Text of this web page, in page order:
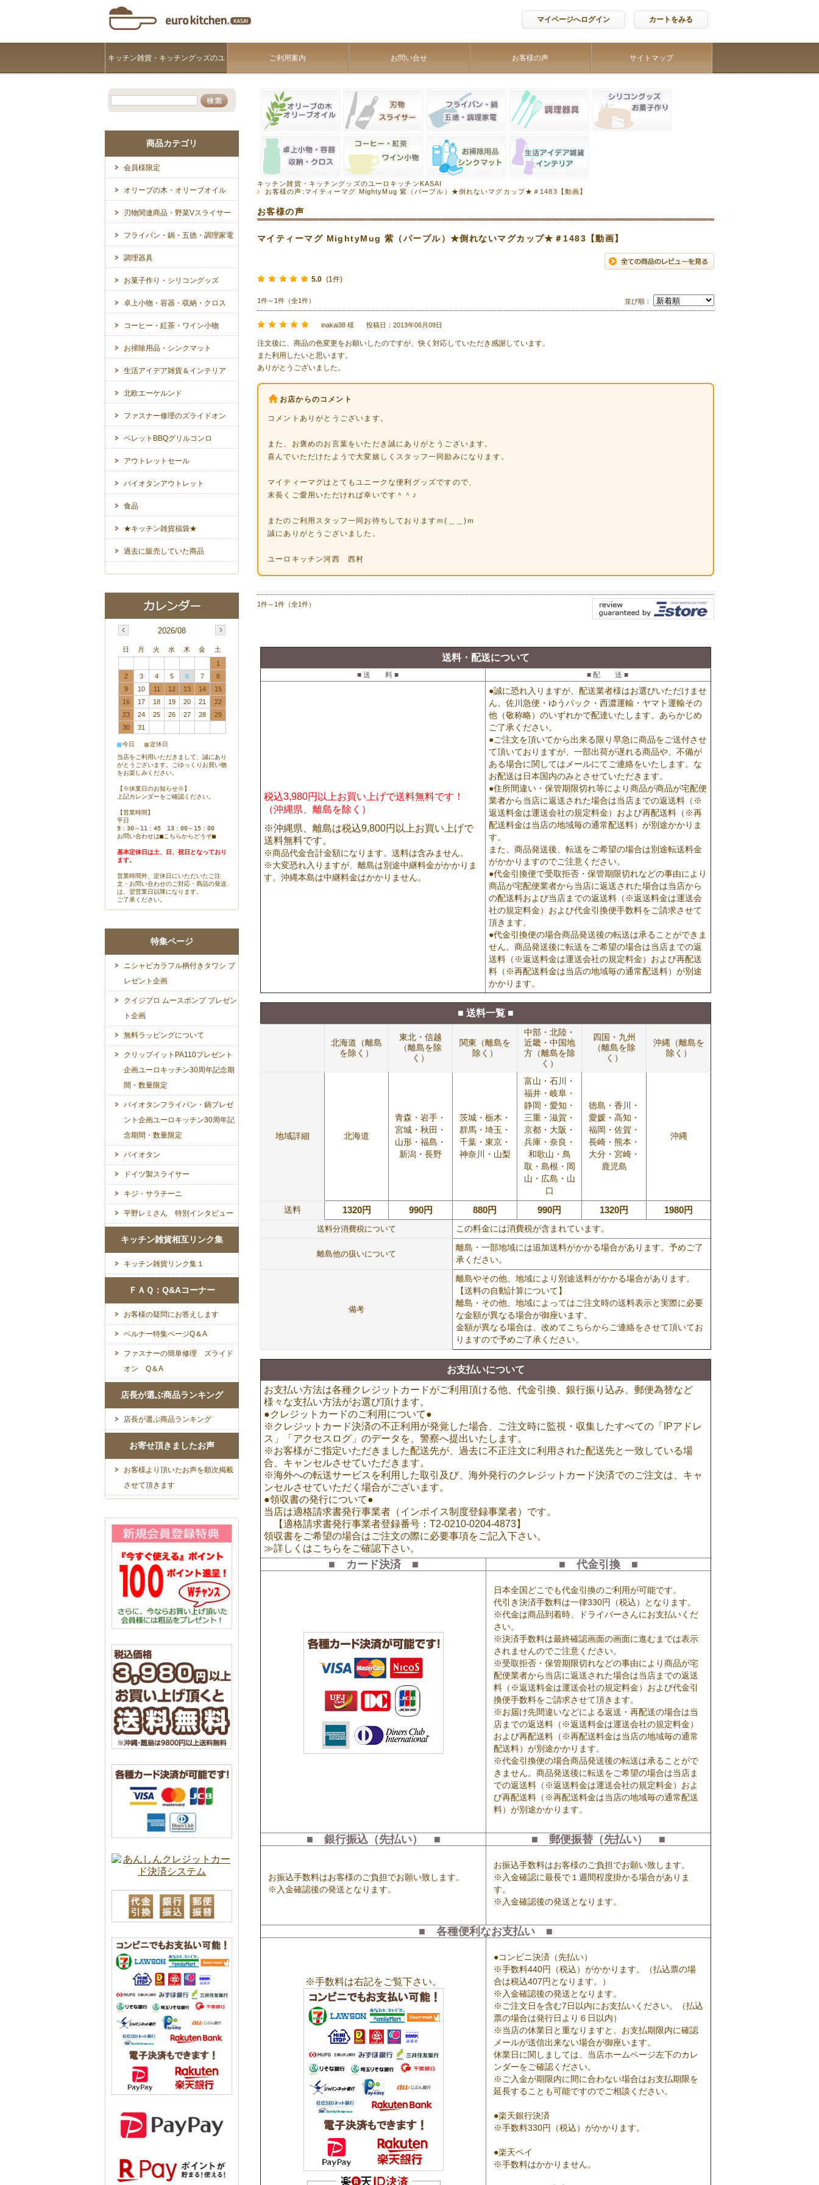
マイページへログイン カートをみる
キッチン雑貨・キッチングッズのユ
ーロキッチンKASAI
ご利用案内 お問い合せ お客様の声 サイトマップ
キッチン雑貨・キッチングッズのユーロキッチンKASAI
お客様の声:マイティーマグ MightyMug 紫（パープル）★倒れないマグカップ★＃1483【動画】
お客様の声
マイティーマグ MightyMug 紫（パープル）★倒れないマグカップ★＃1483【動画】
5.0 (1件)
1件～1件（全1件） 並び順：
inakai38 様 投稿日：2013年06月09日
注文後に、商品の色変更をお願いしたのですが、快く対応していただき感謝しています。
また利用したいと思います。
ありがとうございました。
お店からのコメント
コメントありがとうございます。
また、お褒めのお言葉をいただき誠にありがとうございます。
喜んでいただけたようで大変嬉しくスタッフ一同励みになります。
マイティーマグはとてもユニークな便利グッズですので、
末長くご愛用いただければ幸いです＾＾♪
またのご利用スタッフ一同お待ちしておりますｍ(＿＿)ｍ
誠にありがとうございました。
ユーロキッチン河西 西村
1件～1件（全1件）
送料・配送について
■ 送 料 ■ ■ 配 送 ■
税込3,980円以上お買い上げで送料無料です！
（沖縄県、離島を除く）
※沖縄県、離島は税込9,800円以上お買い上げで
送料無料です。
※商品代金合計金額になります。送料は含みません。
※大変恐れ入りますが、離島は別途中継料金がかかりま
す。沖縄本島は中継料金はかかりません。
●誠に恐れ入りますが、配送業者様はお選びいただけませ
ん。佐川急便・ゆうパック・西濃運輸・ヤマト運輸その
他（敬称略）のいずれかで配達いたします。あらかじめ
ご了承ください。
●ご注文を頂いてから出来る限り早急に商品をご送付させ
て頂いておりますが、一部出荷が遅れる商品や、不備が
ある場合に関してはメールにてご連絡をいたします。な
お配送は日本国内のみとさせていただきます。
●住所間違い・保管期限切れ等により商品が商品が宅配便
業者から当店に返送された場合は当店までの返送料（※
返送料金は運送会社の規定料金）および再配送料（※再
配送料金は当店の地域毎の通常配送料）が別途かかりま
す。
また、商品発送後、転送をご希望の場合は別途転送料金
がかかりますのでご注意ください。
●代金引換便で受取拒否・保管期限切れなどの事由により
商品が宅配便業者から当店に返送された場合は当店から
の配送料および当店までの返送料（※返送料金は運送会
社の規定料金）および代金引換便手数料をご請求させて
頂きます。
●代金引換便の場合商品発送後の転送は承ることができま
せん。商品発送後に転送をご希望の場合は当店までの返
送料（※返送料金は運送会社の規定料金）および再配送
料（※再配送料金は当店の地域毎の通常配送料）が別途
かかります。
■ 送料一覧 ■
北海道（離島
を除く）
東北・信越
（離島を除
く）
関東（離島を
除く）
中部・北陸・
近畿・中国地
方（離島を除
く）
四国・九州
（離島を除
く）
沖縄（離島を
除く）
地域詳細 北海道
青森・岩手・
宮城・秋田・
山形・福島・
新潟・長野
茨城・栃木・
群馬・埼玉・
千葉・東京・
神奈川・山梨
富山・石川・
福井・岐阜・
静岡・愛知・
三重・滋賀・
京都・大阪・
兵庫・奈良・
和歌山・鳥
取・島根・岡
山・広島・山
口
徳島・香川・
愛媛・高知・
福岡・佐賀・
長崎・熊本・
大分・宮崎・
鹿児島
沖縄
送料 1320円 990円 880円 990円 1320円 1980円
送料分消費税について この料金には消費税が含まれています。
離島他の扱いについて
離島・一部地域には追加送料がかかる場合があります。予めご了
承ください。
備考
離島やその他、地域により別途送料がかかる場合があります。
【送料の自動計算について】
離島・その他、地域によってはご注文時の送料表示と実際に必要
な金額が異なる場合が御座います。
金額が異なる場合は、改めてこちらからご連絡をさせて頂いてお
りますので予めご了承ください。
お支払いについて
お支払い方法は各種クレジットカードがご利用頂ける他、代金引換、銀行振り込み、郵便為替など
様々な支払い方法がお選び頂けます。
●クレジットカードのご利用について●
※クレジットカード決済の不正利用が発覚した場合、ご注文時に監視・収集したすべての「IPアドレ
ス」「アクセスログ」のデータを、警察へ提出いたします。
※お客様がご指定いただきました配送先が、過去に不正注文に利用された配送先と一致している場
合、キャンセルさせていただきます。
※海外への転送サービスを利用した取引及び、海外発行のクレジットカード決済でのご注文は、キャ
ンセルさせていただく場合がございます。
●領収書の発行について●
当店は適格請求書発行事業者（インボイス制度登録事業者）です。
【適格請求書発行事業者登録番号：T2-0210-0204-4873】
領収書をご希望の場合はご注文の際に必要事項をご記入下さい。
≫詳しくはこちらをご確認下さい。
■ カード決済 ■ ■ 代金引換 ■
日本全国どこでも代金引換のご利用が可能です。
代引き決済手数料は一律330円（税込）となります。
※代金は商品到着時、ドライバーさんにお支払いくだ
さい。
※決済手数料は最終確認画面の画面に進むまでは表示
されませんのでご注意ください。
※受取拒否・保管期限切れなどの事由により商品が宅
配便業者から当店に返送された場合は当店までの返送
料（※返送料金は運送会社の規定料金）および代金引
換便手数料をご請求させて頂きます。
※お届け先間違いなどによる返送・再配送の場合は当
店までの返送料（※返送料金は運送会社の規定料金）
および再配送料（※再配送料金は当店の地域毎の通常
配送料）が別途かかります。
※代金引換便の場合商品発送後の転送は承ることがで
きません。商品発送後に転送をご希望の場合は当店ま
での返送料（※返送料金は運送会社の規定料金）およ
び再配送料（※再配送料金は当店の地域毎の通常配送
料）が別途かかります。
■ 銀行振込（先払い） ■ ■ 郵便振替（先払い） ■
お振込手数料はお客様のご負担でお願い致します。
※入金確認後の発送となります。
お振込手数料はお客様のご負担でお願い致します。
※入金確認に最長で１週間程度掛かる場合がありま
す。
※入金確認後の発送となります。
■ 各種便利なお支払い ■
※手数料は右記をご覧下さい。
●コンビニ決済（先払い）
※手数料440円（税込）がかかります。（払込票の場
合は税込407円となります。）
※入金確認後の発送となります。
※ご注文日を含む7日以内にお支払いください。（払込
票の場合は発行日より６日以内）
※当店の休業日と重なりますと、お支払期限内に確認
メールが送信出来ない場合が御座います。
休業日に関しましては、当店ホームページ左下のカレ
ンダーをご確認ください。
※ご入金が期限内に間に合わない場合はお支払期限を
延長することも可能ですのでご相談ください。
●楽天銀行決済
※手数料330円（税込）がかかります。
●楽天ペイ
※手数料はかかりません。
商品カテゴリ
会員様限定
オリーブの木・オリーブオイル
刃物関連商品・野菜Vスライサー
フライパン・鍋・五徳・調理家電
調理器具
お菓子作り・シリコングッズ
卓上小物・容器・収納・クロス
コーヒー・紅茶・ワイン小物
お掃除用品・シンクマット
生活アイデア雑貨＆インテリア
北欧エーケルンド
ファスナー修理のズライドオン
ペレットBBQグリルコンロ
アウトレットセール
バイオタンアウトレット
食品
★キッチン雑貨福袋★
過去に販売していた商品
2026/08
日 月 火 水 木 金
土
1
2
3 4 5 6 7
8
9
10 11 12 13 14
15
16
17 18 19 20 21
22
23
24 25 26 27 28
29
30
31
■今日 ■定休日
当店をご利用いただきまして、誠にあり
がとうございます。ごゆっくりお買い物
をお楽しみください。
【※休業日のお知らせ※】
上記カレンダーをご確認ください。
【営業時間】
平日
9：30～11：45 13：00～15：00
お問い合わせは■こちらからどうぞ■
基本定休日は土、日、祝日となっており
ます。
営業時間外、定休日にいただいたご注
文・お問い合わせのご対応・商品の発送
は、翌営業日以降になります。
ご了承ください。
特集ページ
ニシャビカラフル柄付きタワシ プ
レゼント企画
クイジプロ ムースポンプ プレゼン
ト企画
無料ラッピングについて
クリップイットPA110プレゼント
企画ユーロキッチン30周年記念期
間・数量限定
バイオタンフライパン・鍋プレゼ
ント企画ユーロキッチン30周年記
念期間・数量限定
バイオタン
ドイツ製スライサー
キジ・サラチーニ
平野レミさん 特別インタビュー
キッチン雑貨相互リンク集
キッチン雑貨リンク集１
ＦＡＱ：Q&Aコーナー
お客様の疑問にお答えします
ベルナー特集ページQ＆A
ファスナーの簡単修理 ズライド
オン Q＆A
店長が選ぶ商品ランキング
店長が選ぶ商品ランキング
お寄せ頂きましたお声
お客様より頂いたお声を順次掲載
させて頂きます